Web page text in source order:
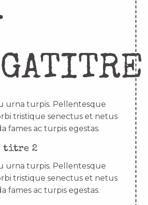
urna turpis. Pellentesque
tristique senectus et netus
fames ac turpis egestas.
titre 2
urna turpis. Pellentesque
tristique senectus et netus
fames ac turpis egestas.